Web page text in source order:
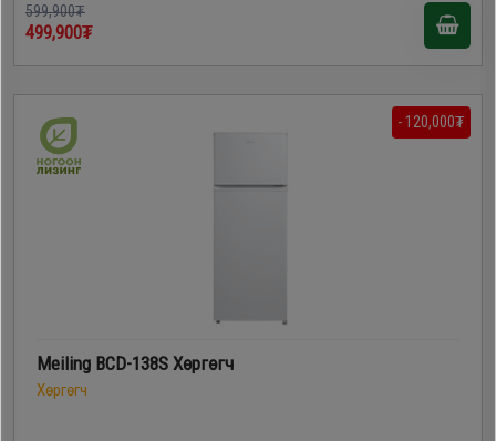
599,900₮
499,900₮
- 120,000₮
Meiling BCD-138S Хөргөгч
Хөргөгч